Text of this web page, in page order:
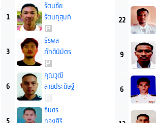
1
รัตนชัย
รัตนกุสุมภ์
3
ธีรพล
ภักดีนิมิตร
6
คุณวุฒิ
ลายประดิษฐ์
ชินดร
22
9
6